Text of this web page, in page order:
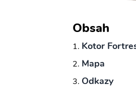
Obsah
Kotor
Mapa
Odkazy